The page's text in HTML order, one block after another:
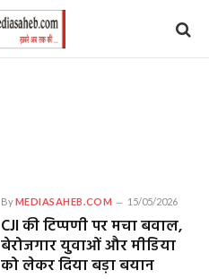
ByMEDIASAHEB.COM 15/05/2026
CJI की टिप्पणी पर मचा बवाल,
बेरोजगार युवाओं और मीडिया
को लेकर दिया बड़ा बयान